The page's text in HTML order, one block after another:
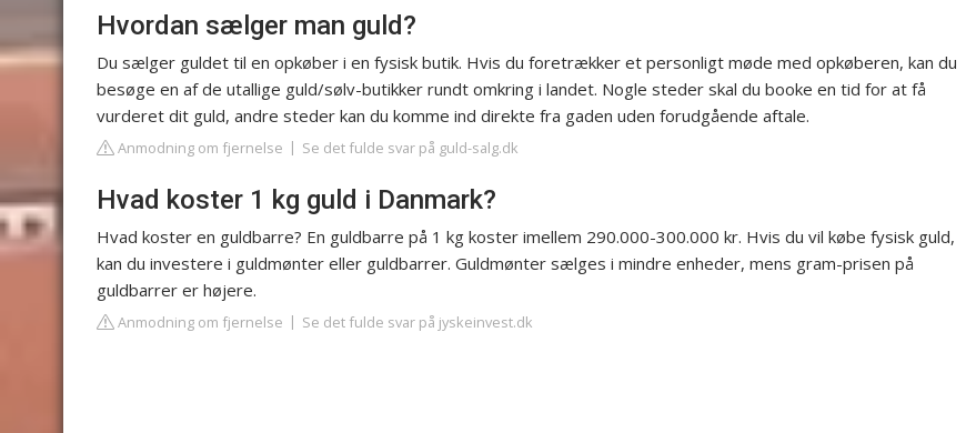
Hvordan sælger man guld?
Du sælger guldet til en opkøber i en fysisk butik. Hvis du foretrækker et personligt møde med opkøberen, kan du
besøge en af de utallige guld/sølv-butikker rundt omkring i landet. Nogle steder skal du booke en tid for at få
vurderet dit guld, andre steder kan du komme ind direkte fra gaden uden forudgående aftale.
Anmodning om fjernelse Se det fulde svar på guld-salg.dk
Hvad koster 1 kg guld i Danmark?
Hvad koster en guldbarre? En guldbarre på 1 kg koster imellem 290.000-300.000 kr. Hvis du vil købe fysisk guld,
kan du investere i guldmønter eller guldbarrer. Guldmønter sælges i mindre enheder, mens gram-prisen på
guldbarrer er højere.
Anmodning om fjernelse Se det fulde svar på jyskeinvest.dk